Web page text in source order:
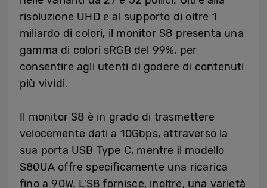
risoluzione UHD e al supporto di oltre 1
miliardo di colori, il monitor S8 presenta una
gamma di colori sRGB del 99%, per
consentire agli utenti di godere di contenuti
più vividi.
Il monitor S8 è in grado di trasmettere
velocemente dati a 10Gbps, attraverso la
sua porta USB Type C, mentre il modello
S80UA offre specificamente una ricarica
fino a 90W. L’S8 fornisce, inoltre, una varietà